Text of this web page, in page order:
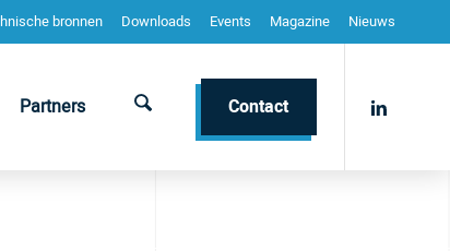
bronnen Downloads Events Magazine Nieuws
Partners Contact